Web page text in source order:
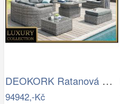
DEOKORK Ratanová modulová sestava…
94942,-Kč